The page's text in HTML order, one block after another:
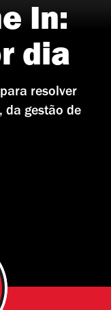
In:
dia
resolver
da gestão de